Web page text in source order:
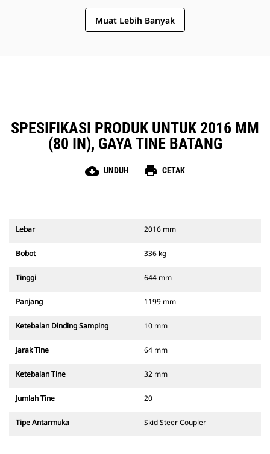
Muat Lebih Banyak
SPESIFIKASI PRODUK UNTUK 2016 MM
(80 IN), GAYA TINE BATANG
cloud_download UNDUH print CETAK
Lebar 2016 mm
Bobot 336 kg
Tinggi 644 mm
Panjang 1199 mm
Ketebalan Dinding Samping 10 mm
Jarak Tine 64 mm
Ketebalan Tine 32 mm
Jumlah Tine 20
Tipe Antarmuka Skid Steer Coupler